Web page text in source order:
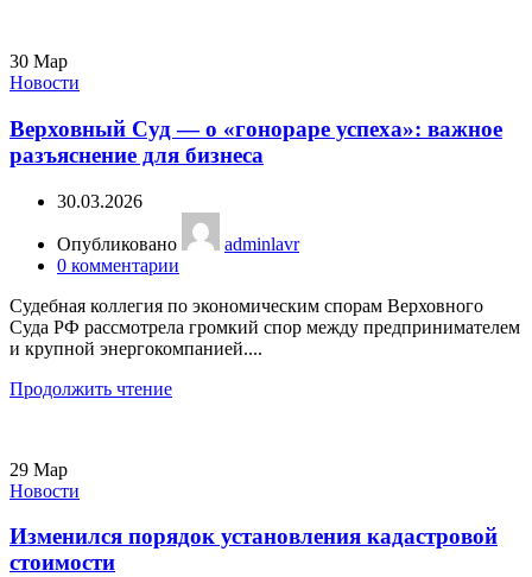
30 Мар
Новости
Верховный Суд — о «гонораре успеха»: важное
разъяснение для бизнеса
30.03.2026
Опубликовано
adminlavr
0 комментарии
Судебная коллегия по экономическим спорам Верховного
Суда РФ рассмотрела громкий спор между предпринимателем
и крупной энергокомпанией....
Продолжить чтение
29 Мар
Новости
Изменился порядок установления кадастровой
стоимости